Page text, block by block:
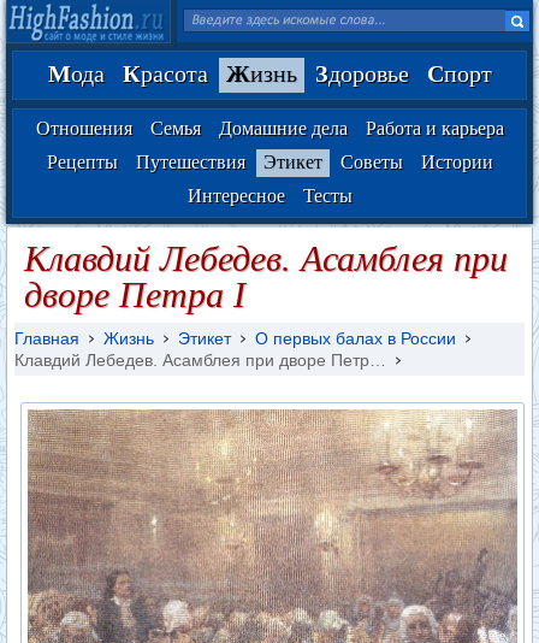
Мода Красота Жизнь Здоровье Спорт
Отношения Семья Домашние дела
Работа и карьера
Рецепты
Путешествия Этикет Советы
Истории
Интересное
Тесты
Клавдий Лебедев. Асамблея при
дворе Петра I
Главная Жизнь Этикет
О первых балах в России
Клавдий Лебедев. Асамблея при дворе Петр…